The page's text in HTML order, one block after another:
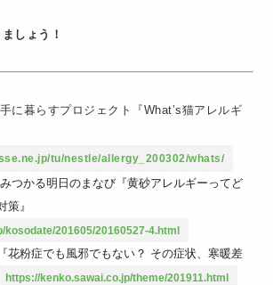
しょう！
に暮らすプロジェクト『What’s猫アレルギ
tu/nestle/allergy_200302/whats/
つかる明日のまなび『黄砂アレルギーってど
策』
kosodate/201605/20160527-4.html
花粉症でも風邪でもない？ その症状、寒暖差
https://kenko.sawai.co.jp/theme/201911.html